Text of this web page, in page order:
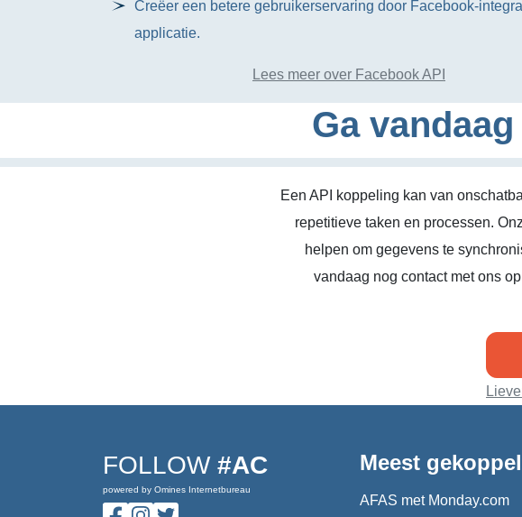
Creëer een betere gebruikerservaring door Facebook-
applicatie.
Lees meer over Facebook API
Ga
Een API koppeling kan van
repetitieve taken en processen.
helpen om gegevens te
vandaag nog contact met ons
FOLLOW #AC
powered by Omines Internetbureau
Meest
AFAS met Monday.com